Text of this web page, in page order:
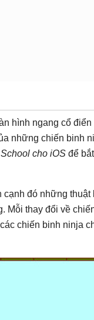
hình ngang cổ điển
những chiến binh
cho iOS để
đó những thuật
Mỗi thay đổi về
chiến binh ninja